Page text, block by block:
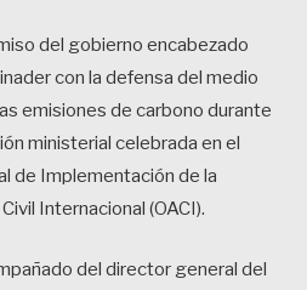
del gobierno encabezado
con la defensa del medio
emisiones de carbono durante
ministerial celebrada en el
de Implementación de la
Internacional (OACI).
del director general del